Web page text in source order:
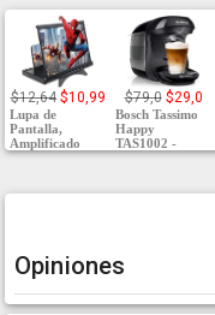
$12,64 $10,99
Lupa de
Pantalla,
Amplificado
$79,0 $29,0
Bosch Tassimo
Happy
TAS1002 -
Opiniones